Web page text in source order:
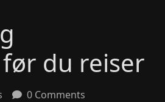
du reiser
0 Comments